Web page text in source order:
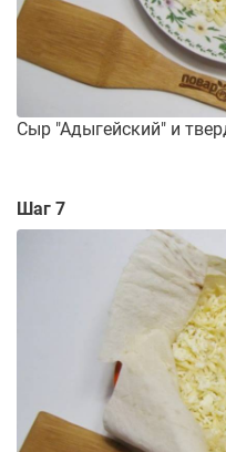
Сыр "Адыгейский" и
Шаг 7